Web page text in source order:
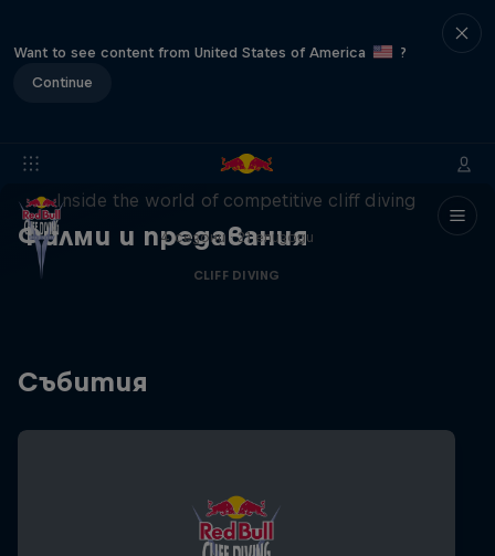
Want to see content from United States of America
?
Continue
Филми и предавания
More than a Dive
Inside the world of competitive cliff diving
4 сезони · 21 епизоди
CLIFF DIVING
Събития